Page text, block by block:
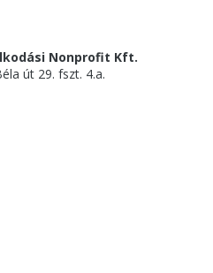
Nonprofit Kft.
út 29. fszt. 4.a.